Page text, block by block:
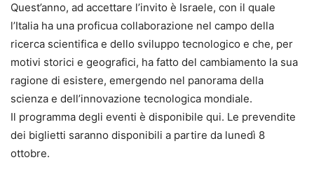
Quest’anno, ad accettare l’invito è Israele, con il quale
l’Italia ha una proficua collaborazione nel campo della
ricerca scientifica e dello sviluppo tecnologico e che, per
motivi storici e geografici, ha fatto del cambiamento la sua
ragione di esistere, emergendo nel panorama della
scienza e dell’innovazione tecnologica mondiale.
Il programma degli eventi è disponibile qui. Le prevendite
dei biglietti saranno disponibili a partire da lunedì 8
ottobre.